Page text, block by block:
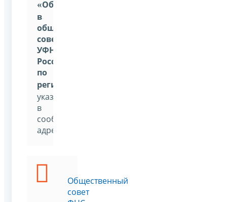
«Обратиться
в
общественный
совет
УФНС
России
по
региону
указав
в
сообщении
адресата
Общественный
совет